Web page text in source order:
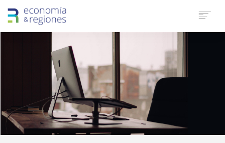
SUSCRIPTORES
SEARCH